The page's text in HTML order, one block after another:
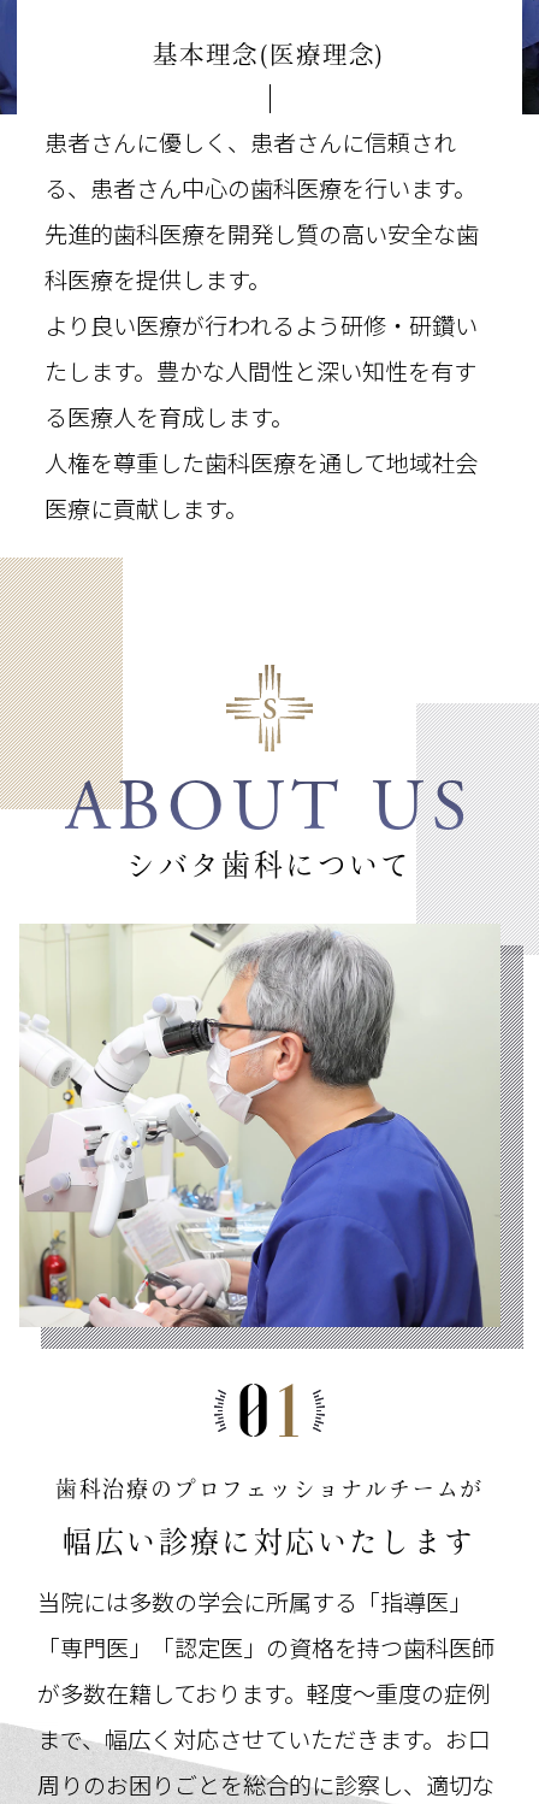
基本理念(医療理念)
患者さんに優しく、患者さんに信頼され
る、患者さん中心の歯科医療を行います。
先進的歯科医療を開発し質の高い安全な歯
科医療を提供します。
より良い医療が行われるよう研修・研鑽い
たします。 豊かな人間性と深い知性を有す
る医療人を育成します。
人権を尊重した歯科医療を通して地域社会
医療に貢献します。
ABOUT US
シバタ歯科について
01
歯科治療のプロフェッショナルチームが
幅広い診療に対応いたします
当院には多数の学会に所属する「指導医」
「専門医」「認定医」の資格を持つ歯科医師
が多数在籍しております。軽度～重度の症例
まで、幅広く対応させていただきます。お口
周りのお困りごとを総合的に診察し、適切な